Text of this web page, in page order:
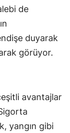
de
duyarak
görüyor.
avantajlar
yangın gibi